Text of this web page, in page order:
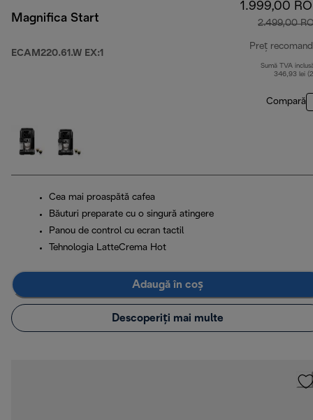
Magnifica Start
ECAM220.61.W EX:1
1.999,00
2.499,00
Preț
Sumă TVA
346,93 lei
Compară
Cea mai proaspătă cafea
Băuturi preparate cu o singură atingere
Panou de control cu ecran tactil
Tehnologia LatteCrema Hot
Adaugă în coș
Descoperiți mai multe